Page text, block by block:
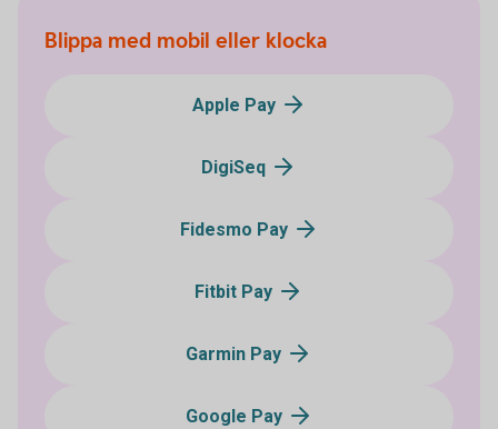
Blippa med mobil eller klocka
Apple Pay
DigiSeq
Fidesmo Pay
Fitbit Pay
Garmin Pay
Google Pay